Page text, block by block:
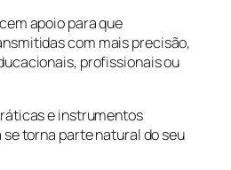
apoio para que
com mais precisão,
profissionais ou
e instrumentos
torna parte natural do seu